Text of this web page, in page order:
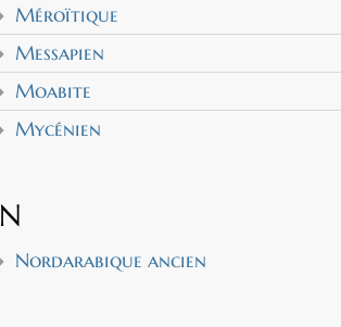
Méroïtique
Messapien
Moabite
Mycénien
N
Nordarabique ancien